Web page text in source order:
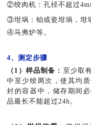
②绞肉机：孔径不超过
③坩埚：铂或瓷坩埚，坩
④马弗炉等。
4、测定步骤
（1）样品制备： 至少取
中至少绞两次，使其均
封的容器中，储存期间
品最长不能超过24h。